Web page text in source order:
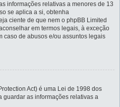
informações relativas a menores de 13
se aplica a si, obtenha
ciente de que nem o phpBB Limited
em termos legais, à exceção
caso de abusos e/ou assuntos legais
Act) é uma Lei de 1998 dos
guardar as informações relativas a